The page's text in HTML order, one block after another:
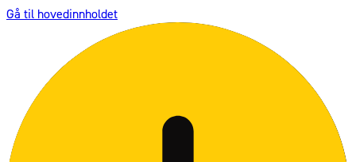
Gå til hovedinnholdet